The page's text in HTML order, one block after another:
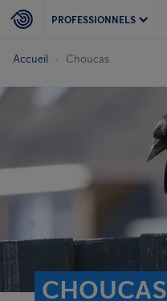
PROFESSIONNELS
Accueil Choucas
CHOUCAS